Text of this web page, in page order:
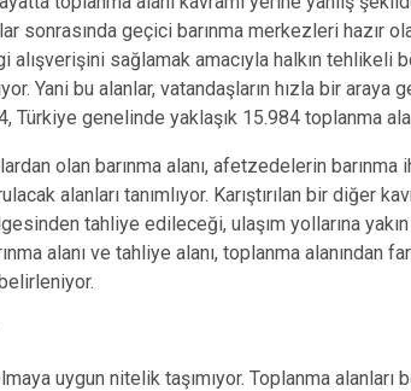
sonrasında geçici barınma merkezleri hazır
sağlamak amacıyla halkın tehlikeli
Yani bu alanlar, vatandaşların hızla bir
Türkiye genelinde yaklaşık 15.984 toplanma
olan barınma alanı, afetzedelerin barınma
alanları tanımlıyor. Karıştırılan bir diğer
tahliye edileceği, ulaşım yollarına
alanı ve tahliye alanı, toplanma alanından
uygun nitelik taşımıyor. Toplanma